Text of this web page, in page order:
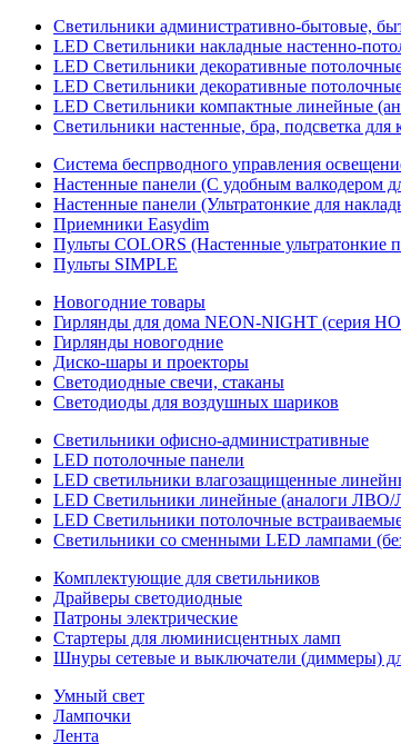
Светильники административно-бытовые,
LED Cветильники накладные настенно-
LED Светильники декоративные
LED Светильники декоративные
LED Светильники компактные линейные
Светильники настенные, бра, подсветка для
Система беспрводного управления
Настенные панели (С удобным валкодером
Настенные панели (Ультратонкие для
Приемники Easydim
Пульты COLORS (Настенные ультратонкие
Пульты SIMPLE
Новогодние товары
Гирлянды для дома NEON-NIGHT (серия
Гирлянды новогодние
Диско-шары и проекторы
Светодиодные свечи, стаканы
Светодиоды для воздушных шариков
Светильники офисно-административные
LED потолочные панели
LED светильники влагозащищенные
LED Светильники линейные (аналоги
LED Светильники потолочные
Светильники со сменными LED лампами
Комплектующие для светильников
Драйверы светодиодные
Патроны электрические
Стартеры для люминисцентных ламп
Шнуры сетевые и выключатели (диммеры)
Умный свет
Лампочки
Лента